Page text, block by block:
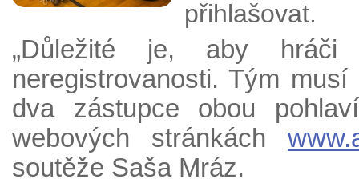
přihlašovat.
„Důležité je, aby hráči
neregistrovanosti. Tým
dva zástupce obou
webových stránkách
soutěže Saša Mráz.